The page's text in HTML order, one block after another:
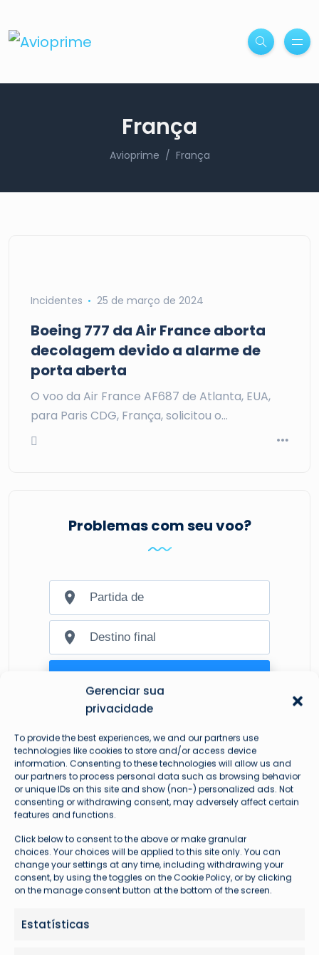
Gerenciar sua
privacidade
To provide the best experiences, we and our partners use
technologies like cookies to store and/or access device
information. Consenting to these technologies will allow us and
our partners to process personal data such as browsing behavior
or unique IDs on this site and show (non-) personalized ads. Not
consenting or withdrawing consent, may adversely affect certain
features and functions.
Click below to consent to the above or make granular
choices. Your choices will be applied to this site only. You can
change your settings at any time, including withdrawing your
consent, by using the toggles on the Cookie Policy, or by clicking
on the manage consent button at the bottom of the screen.
Estatísticas
França
Avioprime França
Incidentes 25 de março de 2024
Boeing 777 da Air France aborta
decolagem devido a alarme de
porta aberta
O voo da Air France AF687 de Atlanta, EUA,
para Paris CDG, França, solicitou o…
Problemas com seu voo?
Mais lidas